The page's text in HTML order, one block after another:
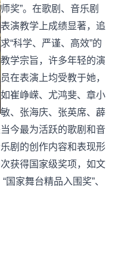
师奖”。在歌剧、音乐剧
表演教学上成绩显著，追
求“科学、严谨、高效”的
教学宗旨，许多年轻的演
员在表演上均受教于她，
如崔峥嵘、尤鸿斐、章小
敏、张海庆、张英席、薜
今最为活跃的歌剧和音
剧的创作内容和表现形
获得国家级奖项，如文
国家舞台精品入围奖”、